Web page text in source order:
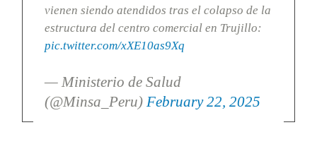
vienen siendo atendidos tras el colapso de la
estructura del centro comercial en Trujillo:
pic.twitter.com/xXE10as9Xq
— Ministerio de Salud
(@Minsa_Peru) February 22, 2025